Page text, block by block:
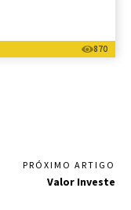
870
PRÓXIMO ARTIGO
Valor Investe